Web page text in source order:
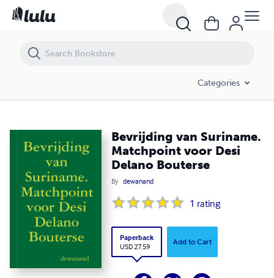
Categories
Bevrijding van Suriname.
Matchpoint voor Desi
Delano Bouterse
By dewanand
1 rating
Paperback
USD 27.59
Add to Cart
Bevrijding van Suriname. Matchpoint voor Desi Delano Bouterse